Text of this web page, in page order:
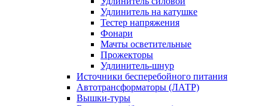
Удлинитель на катушке
Тестер напряжения
Фонари
Мачты осветительные
Прожекторы
Удлинитель-шнур
Источники бесперебойного питания
Автотрансформаторы (ЛАТР)
Вышки-туры